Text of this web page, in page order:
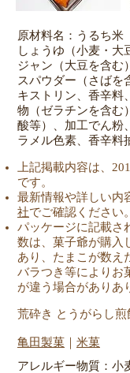
原材料名：うるち米
しょうゆ（小麦・大
ジャン（大豆を含む
スパウダー（さばを
キストリン、香辛料
物（ゼラチンを含む
酸等）、加工でん粉
ラメル色素、香辛料
上記掲載内容は、
です。
最新情報や詳しい内
社でご確認ください。
パッケージに記載さ
数は、菓子爺が購入
あり、たまこが数え
バラつき等によりお
が違う場合がありあ
荒砕き とうがらし煎
​亀田製菓 米菓
アレルギー物質：小